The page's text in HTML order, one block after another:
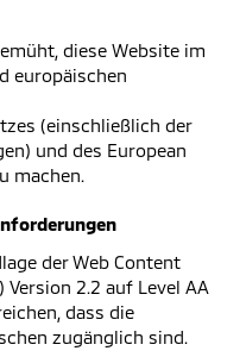
diese Website im
europäischen
(einschließlich der
und des European
machen.
der Web Content
Version 2.2 auf Level AA
dass die
zugänglich sind.